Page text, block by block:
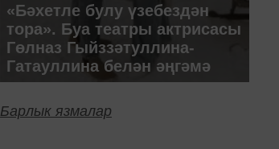
«Бәхетле булу үзебездән
тора». Буа театры актрисасы
Гөлназ Гыйззәтуллина-
Гатауллина белән әңгәмә
Барлык язмалар